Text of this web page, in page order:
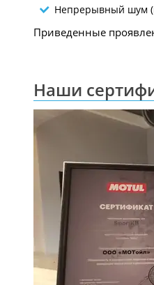
Непрерывный шум
Приведенные
Наши